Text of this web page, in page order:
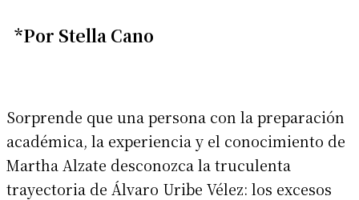
*Por Stella Cano
Sorprende que una persona con la preparación
académica, la experiencia y el conocimiento de
Martha Alzate desconozca la truculenta
trayectoria de Álvaro Uribe Vélez: los excesos